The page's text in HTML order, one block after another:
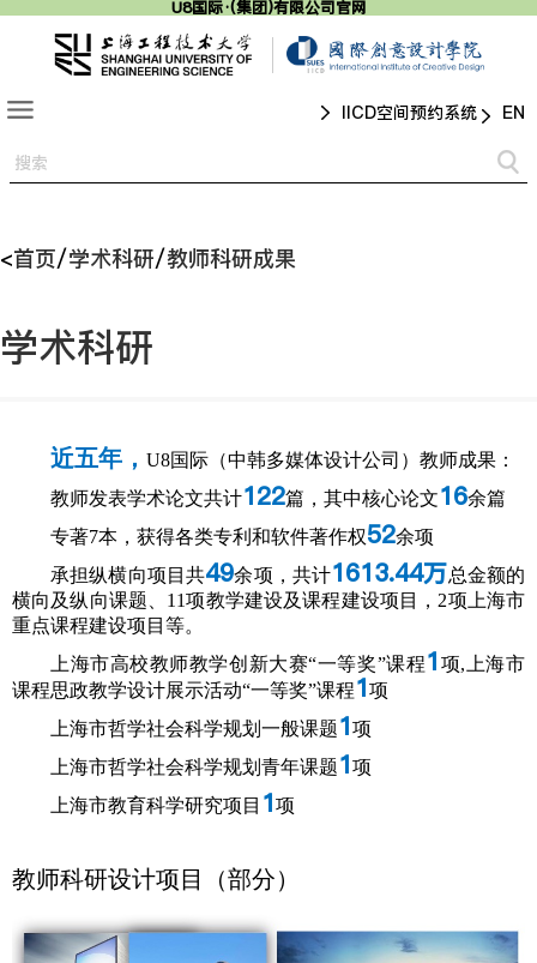
U8国际·(集团)有限公司官网
IICD空间预约系统
<首页/学术科研/教师科研成果
学术科研
近五年， U8国际（中韩多媒体设计公司）教师成果：
教师发表学术论文共计122篇，其中核心论文16余篇
专著7本，获得各类专利和软件著作权52余项
承担纵横向项目共49余项，共计1613.44万总金额的
横向及纵向课题、11项教学建设及课程建设项目，2项上海市
重点课程建设项目等。
上海市高校教师教学创新大赛“一等奖”课程1 项,上海市
课程思政教学设计展示活动“一等奖”课程1项
上海市哲学社会科学规划一般课题1项
上海市哲学社会科学规划青年课题1项
上海市教育科学研究项目 1项
教师科研设计项目（部分）